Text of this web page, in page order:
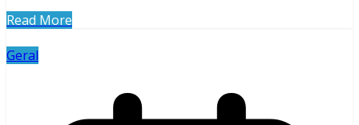
Read More
Geral